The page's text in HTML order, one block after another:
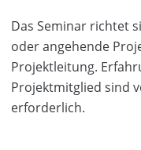
Das Seminar richtet
oder angehende
Projektleitung.
Projektmitglied sind
erforderlich.